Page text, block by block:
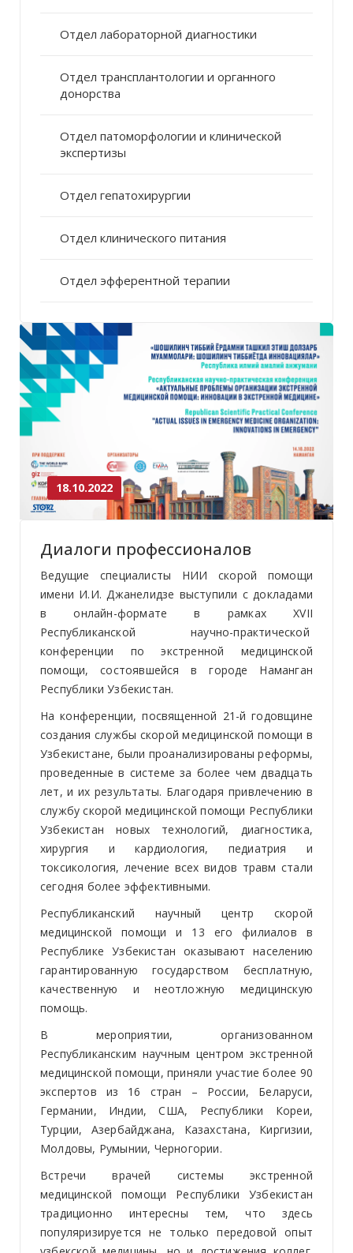
Отдел лабораторной диагностики
Отдел трансплантологии и органного
донорства
Отдел патоморфологии и клинической
экспертизы
Отдел гепатохирургии
Отдел клинического питания
Отдел эфферентной терапии
18.10.2022
Диалоги профессионалов
Ведущие специалисты НИИ скорой помощи
имени И.И. Джанелидзе выступили с докладами
в онлайн-формате в рамках XVII
Республиканской научно-практической
конференции по экстренной медицинской
помощи, состоявшейся в городе Наманган
Республики Узбекистан.
На конференции, посвященной 21-й годовщине
создания службы скорой медицинской помощи в
Узбекистане, были проанализированы реформы,
проведенные в системе за более чем двадцать
лет, и их результаты. Благодаря привлечению в
службу скорой медицинской помощи Республики
Узбекистан новых технологий, диагностика,
хирургия и кардиология, педиатрия и
токсикология, лечение всех видов травм стали
сегодня более эффективными.
Республиканский научный центр скорой
медицинской помощи и 13 его филиалов в
Республике Узбекистан оказывают населению
гарантированную государством бесплатную,
качественную и неотложную медицинскую
помощь.
В мероприятии, организованном
Республиканским научным центром экстренной
медицинской помощи, приняли участие более 90
экспертов из 16 стран – России, Беларуси,
Германии, Индии, США, Республики Кореи,
Турции, Азербайджана, Казахстана, Киргизии,
Молдовы, Румынии, Черногории.
Встречи врачей системы экстренной
медицинской помощи Республики Узбекистан
традиционно интересны тем, что здесь
популяризируется не только передовой опыт